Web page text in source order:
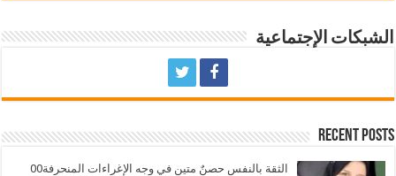
الشبكات الإجتماعية
Recent Posts
الثقة بالنفس حصنٌ متين في وجه الإغراءات المنحرفة00